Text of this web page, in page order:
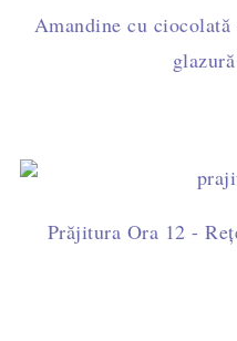
Amandine cu ciocolată
Prăjitura Ora 12 -